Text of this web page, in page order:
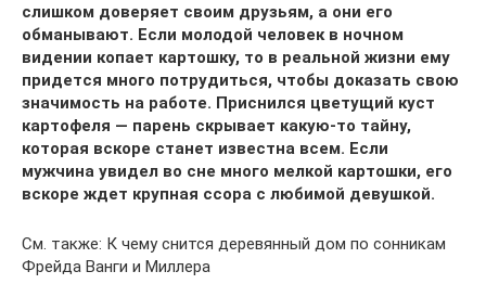
слишком доверяет своим друзьям, а они его
обманывают. Если молодой человек в ночном
видении копает картошку, то в реальной жизни ему
придется много потрудиться, чтобы доказать свою
значимость на работе. Приснился цветущий куст
картофеля — парень скрывает какую-то тайну,
которая вскоре станет известна всем. Если
мужчина увидел во сне много мелкой картошки, его
вскоре ждет крупная ссора с любимой девушкой.
См. также: К чему снится деревянный дом по сонникам
Фрейда Ванги и Миллера